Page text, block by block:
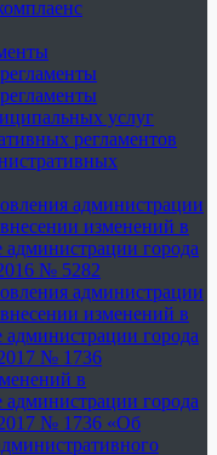
услуг
регламентов
администрации
изменений в
администрации города
№ 5282
администрации
изменений в
администрации города
№ 1736
в
администрации города
№ 1736 «Об